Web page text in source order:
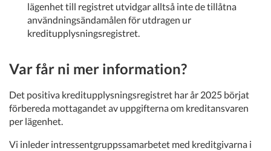
lägenhet till registret utvidgar alltså inte de tillåtna
användningsändamålen för utdragen ur
kreditupplysningsregistret.
Var får ni mer information?
Det positiva kreditupplysningsregistret har år 2025 börjat
förbereda mottagandet av uppgifterna om kreditansvaren
per lägenhet.
Vi inleder intressentgruppssamarbetet med kreditgivarna i